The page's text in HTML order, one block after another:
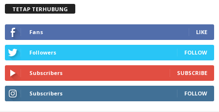
TETAP TERHUBUNG
Fans LIKE
Followers FOLLOW
Subscribers SUBSCRIBE
Subscribers FOLLOW